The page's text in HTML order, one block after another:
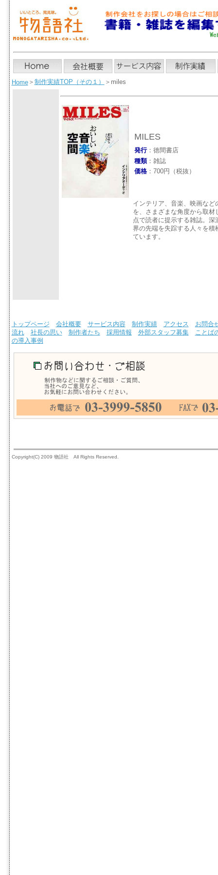
Home＞ 制作実績TOP（その１） ＞miles
MILES
発行：徳間書店
種類：雑誌
価格：700円（税抜）
インテリア、音楽、映画など
を、さまざまな角度から取材
点で読者に提示する雑誌。深
界の先端を失踪する人々を積
ています。
トップページ 会社概要 サービス内容 制作実績 アクセス
お問合
流れ
社長の思い 制作者たち 採用情報 外部スタッフ募集
ことば
の導入事例
Copyright(C) 2009 物語社 All Rights Reserved.